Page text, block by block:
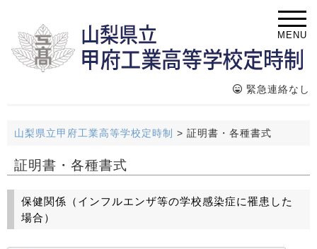
MENU
緊急連絡なし
山梨県立甲府工業高等学校定時制 > 証明書・各種書式
証明書・各種書式
保健関係（インフルエンザ等の学校感染症に罹患した
場合）